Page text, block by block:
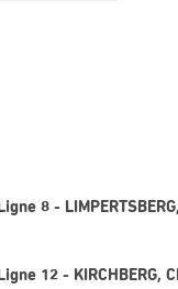
8 -
12 - KIRCHBERG,